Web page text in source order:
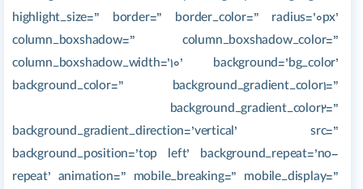
highlight_size=” border=” border_color=” radius=’0px’
column_boxshadow=” column_boxshadow_color=”
column_boxshadow_width=’10’ background=’bg_color’
background_color=” background_gradient_color1=”
background_gradient_color2=”
background_gradient_direction=’vertical’ src=”
background_position=’top left’ background_repeat=’no-
repeat’ animation=” mobile_breaking=” mobile_display=”